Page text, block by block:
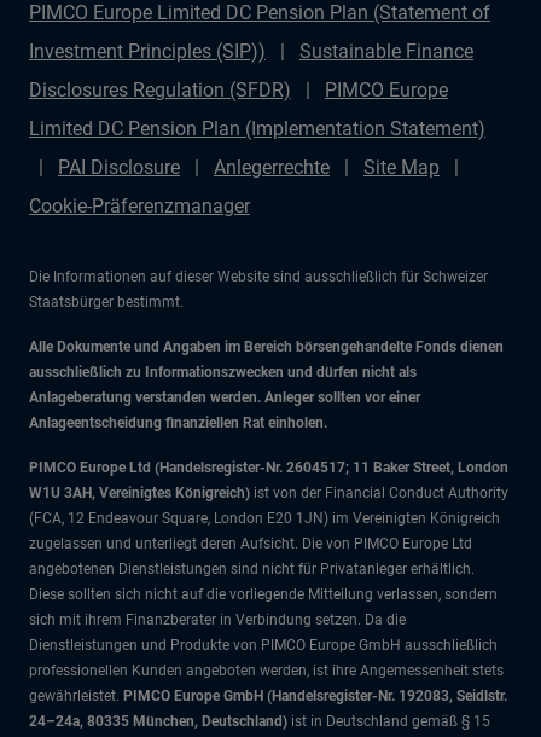
PIMCO Europe Limited DC Pension Plan (Statement of
Investment Principles (SIP))
Sustainable Finance
Disclosures Regulation (SFDR)
PIMCO Europe
Limited DC Pension Plan (Implementation Statement)
PAI Disclosure
Anlegerrechte
Site Map
Cookie-Präferenzmanager
Die Informationen auf dieser Website sind ausschließlich für Schweizer
Staatsbürger bestimmt.
Alle Dokumente und Angaben im Bereich börsengehandelte Fonds dienen
ausschließlich zu Informationszwecken und dürfen nicht als
Anlageberatung verstanden werden. Anleger sollten vor einer
Anlageentscheidung finanziellen Rat einholen.
PIMCO Europe Ltd (Handelsregister-Nr. 2604517; 11 Baker Street, London
W1U 3AH, Vereinigtes Königreich) ist von der Financial Conduct Authority
(FCA, 12 Endeavour Square, London E20 1JN) im Vereinigten Königreich
zugelassen und unterliegt deren Aufsicht. Die von PIMCO Europe Ltd
angebotenen Dienstleistungen sind nicht für Privatanleger erhältlich.
Diese sollten sich nicht auf die vorliegende Mitteilung verlassen, sondern
sich mit ihrem Finanzberater in Verbindung setzen. Da die
Dienstleistungen und Produkte von PIMCO Europe GmbH ausschließlich
professionellen Kunden angeboten werden, ist ihre Angemessenheit stets
gewährleistet. PIMCO Europe GmbH (Handelsregister-Nr. 192083, Seidlstr.
24–24a, 80335 München, Deutschland) ist in Deutschland gemäß § 15